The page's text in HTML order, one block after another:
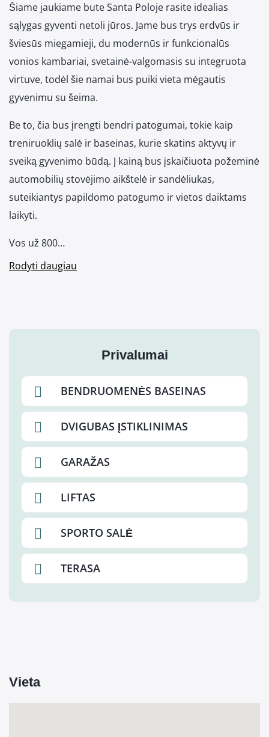
Šiame jaukiame bute Santa Poloje rasite idealias
sąlygas gyventi netoli jūros. Jame bus trys erdvūs ir
šviesūs miegamieji, du modernūs ir funkcionalūs
vonios kambariai, svetainė-valgomasis su integruota
virtuve, todėl šie namai bus puiki vieta mėgautis
gyvenimu su šeima.
Be to, čia bus įrengti bendri patogumai, tokie kaip
treniruoklių salė ir baseinas, kurie skatins aktyvų ir
sveiką gyvenimo būdą. Į kainą bus įskaičiuota požeminė
automobilių stovėjimo aikštelė ir sandėliukas,
suteikiantys papildomo patogumo ir vietos daiktams
laikyti.
Vos už 800…
Rodyti daugiau
Privalumai
BENDRUOMENĖS BASEINAS
DVIGUBAS ĮSTIKLINIMAS
GARAŽAS
LIFTAS
SPORTO SALĖ
TERASA
Vieta